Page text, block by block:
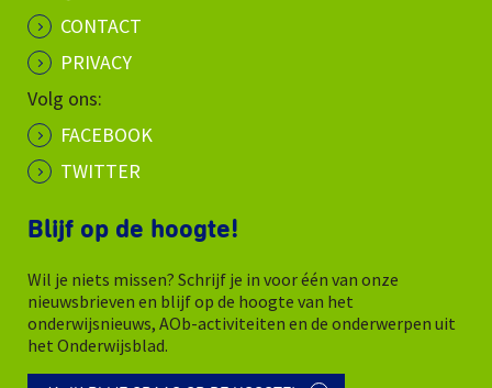
CONTACT
PRIVACY
Volg ons:
FACEBOOK
TWITTER
Blijf op de hoogte!
Wil je niets missen? Schrijf je in voor één van onze
nieuwsbrieven en blijf op de hoogte van het
onderwijsnieuws, AOb-activiteiten en de onderwerpen uit
het Onderwijsblad.